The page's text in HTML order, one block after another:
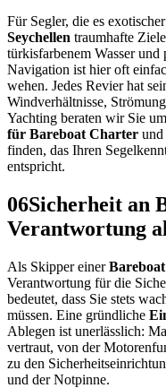
Für Segler, die es
Seychellen traumhafte
türkisfarbenem Wasser und
Navigation ist hier oft
wehen. Jedes Revier hat
Windverhältnisse,
Yachting beraten wir Sie
für Bareboat Charter und
finden, das Ihren
entspricht.
06Sicherheit an
Verantwortung
Als Skipper einer
Verantwortung für die
bedeutet, dass Sie stets
müssen. Eine gründliche
Ablegen ist unerlässlich:
vertraut, von der
zu den
und der Notpinne.